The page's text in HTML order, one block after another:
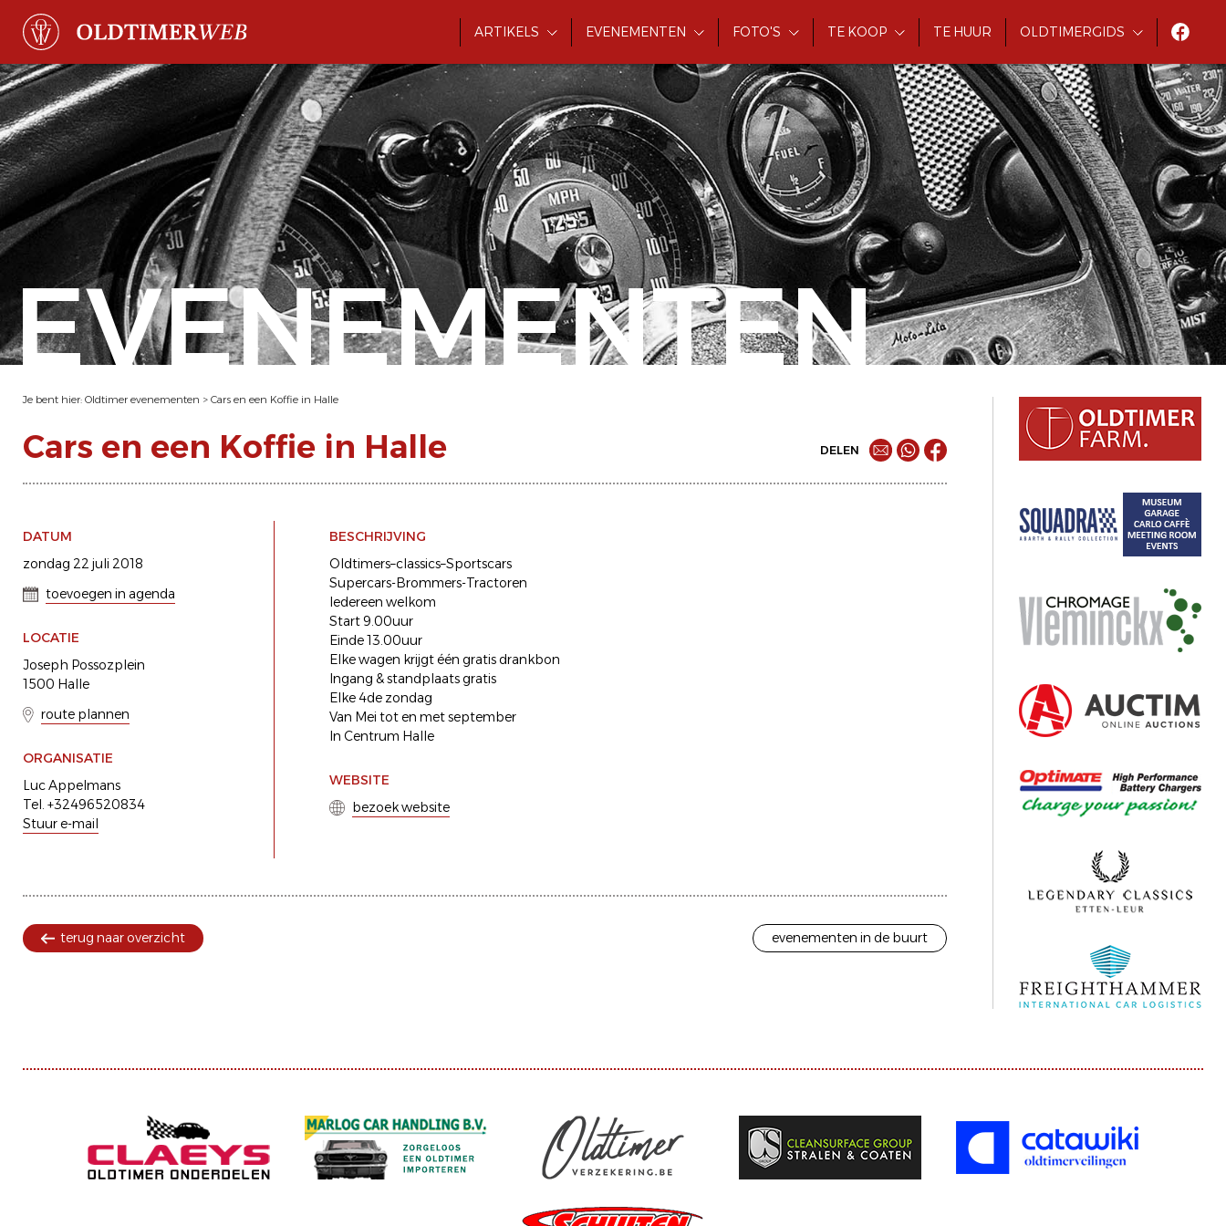
ARTIKELS EVENEMENTEN FOTO'S TE KOOP TE HUUR OLDTIMERGIDS
EVENEMENTEN
Je bent hier: Oldtimer evenementen > Cars en een Koffie in Halle
Cars en een Koffie in Halle DELEN
DATUM
zondag 22 juli 2018
toevoegen in agenda
LOCATIE
Joseph Possozplein
1500 Halle
route plannen
ORGANISATIE
Luc Appelmans
Tel. +32496520834
Stuur e-mail
BESCHRIJVING
Oldtimers–classics–Sportscars
Supercars-Brommers-Tractoren
Iedereen welkom
Start 9.00uur
Einde 13.00uur
Elke wagen krijgt één gratis drankbon
Ingang & standplaats gratis
Elke 4de zondag
Van Mei tot en met september
In Centrum Halle
WEBSITE
bezoek website
terug naar overzicht evenementen in de buurt